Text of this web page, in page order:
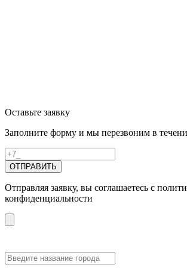
Оставьте заявку
Заполните форму и мы перезвоним в
ОТПРАВИТЬ
Отправляя заявку, вы соглашаетесь с
конфиденциальности